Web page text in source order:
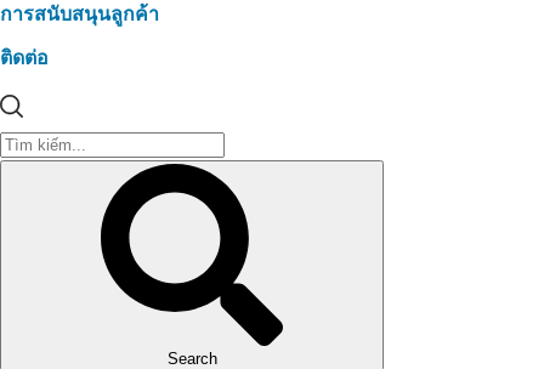
การสนับสนุนลูกค้า
ติดต่อ
Search